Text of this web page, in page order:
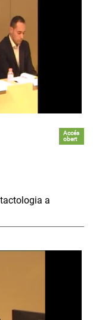
Accés
obert
a